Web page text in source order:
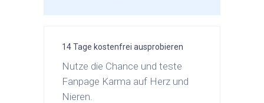
14 Tage kostenfrei ausprobieren
Nutze die Chance und teste
Fanpage Karma auf Herz und
Nieren.